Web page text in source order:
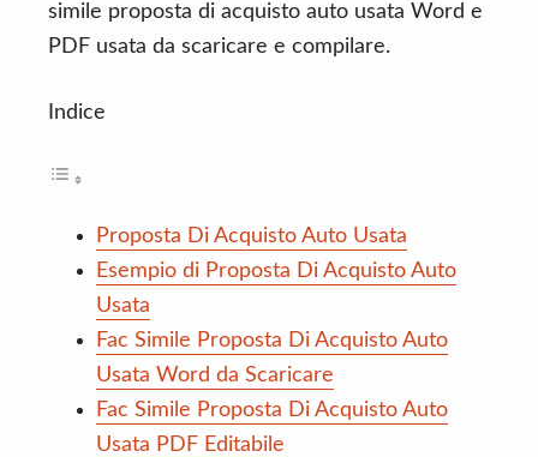
simile proposta di acquisto auto usata Word e
PDF usata da scaricare e compilare.
Indice
Proposta Di Acquisto Auto Usata
Esempio di Proposta Di Acquisto Auto
Usata
Fac Simile Proposta Di Acquisto Auto
Usata Word da Scaricare
Fac Simile Proposta Di Acquisto Auto
Usata PDF Editabile